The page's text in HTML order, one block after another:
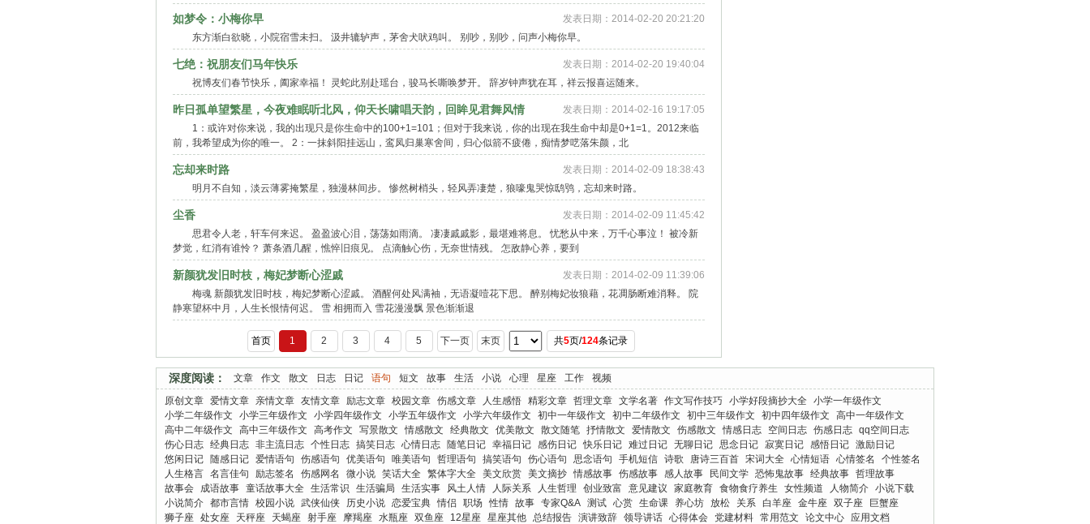
发表日期：2014-02-20 20:21:20
如梦令：小梅你早
东方渐白欲晓，小院宿雪未扫。 汲井辘轳声，茅舍犬吠鸡叫。 别吵，别吵，问声小梅你早。
发表日期：2014-02-20 19:40:04
七绝：祝朋友们马年快乐
祝博友们春节快乐，阖家幸福！ 灵蛇此别赴瑶台，骏马长嘶唤梦开。 辞岁钟声犹在耳，祥云报喜运随来。
发表日期：2014-02-16 19:17:05
昨日孤单望繁星，今夜难眠听北风，仰天长啸唱天韵，回眸见君舞风情
1：或许对你来说，我的出现只是你生命中的100+1=101；但对于我来说，你的出现在我生命中却是0+1=1。2012来临
前，我希望成为你的唯一。 2：一抹斜阳挂远山，鸾凤归巢寒舍间，归心似箭不疲倦，痴情梦呓落朱颜，北
发表日期：2014-02-09 18:38:43
忘却来时路
明月不自知，淡云薄雾掩繁星，独漫林间步。 惨然树梢头，轻风弄凄楚，狼嚎鬼哭惊鸱鸮，忘却来时路。
发表日期：2014-02-09 11:45:42
尘香
思君令人老，轩车何来迟。 盈盈波心泪，荡荡如雨滴。 凄凄戚戚影，最堪难将息。 忧愁从中来，万千心事泣！ 被冷新
梦觉，红消有谁怜？ 萧条酒几醒，憔悴旧痕见。 点滴触心伤，无奈世情残。 怎敌静心养，要到
发表日期：2014-02-09 11:39:06
新颜犹发旧时枝，梅妃梦断心涩戚
梅魂 新颜犹发旧时枝，梅妃梦断心涩戚。 酒醒何处风满袖，无语凝噎花下思。 醉别梅妃妆狼藉，花凋肠断难消释。 院
静寒望杯中月，人生长恨情何迟。 雪 相拥而入 雪花漫漫飘 景色渐渐退
首页 1 2 3 4 5 下一页 末页 共5页/124条记录
深度阅读： 文章 作文 散文 日志 日记 语句 短文 故事 生活 小说 心理 星座 工作
视频
原创文章 爱情文章 亲情文章 友情文章 励志文章 校园文章 伤感文章 人生感悟 精彩文章 哲理文章 文学名著 作文写作技巧 小学好段摘抄大全 小学一年级作文
小学二年级作文
小学三年级作文 小学四年级作文 小学五年级作文 小学六年级作文 初中一年级作文 初中二年级作文 初中三年级作文 初中四年级作文
高中一年级作文
高中二年级作文
高中三年级作文 高考作文 写景散文 情感散文 经典散文 优美散文 散文随笔 抒情散文 爱情散文 伤感散文 情感日志 空间日志 伤感日志 qq空间日志
伤心日志 经典日志 非主流日志 个性日志 搞笑日志 心情日志 随笔日记 幸福日记 感伤日记 快乐日记 难过日记 无聊日记 思念日记 寂寞日记 感悟日记 激励日记
悠闲日记
随感日记 爱情语句 伤感语句 优美语句 唯美语句 哲理语句 搞笑语句 伤心语句 思念语句 手机短信 诗歌 唐诗三百首 宋词大全 心情短语 心情签名
个性签名
人生格言 名言佳句 励志签名 伤感网名 微小说 笑话大全 繁体字大全 美文欣赏 美文摘抄 情感故事 伤感故事 感人故事 民间文学 恐怖鬼故事 经典故事 哲理故事
故事会
成语故事 童话故事大全 生活常识 生活骗局 生活实事 风土人情 人际关系 人生哲理 创业致富 意见建议 家庭教育 食物食疗养生 女性频道 人物简介 小说下载
小说简介 都市言情 校园小说 武侠仙侠 历史小说 恋爱宝典 情侣 职场 性情 故事 专家Q&A 测试 心赏 生命课 养心坊 放松 关系 白羊座 金牛座 双子座
巨蟹座
狮子座 处女座 天秤座 天蝎座 射手座 摩羯座 水瓶座 双鱼座 12星座 星座其他 总结报告 演讲致辞 领导讲话 心得体会 党建材料 常用范文 论文中心 应用文档